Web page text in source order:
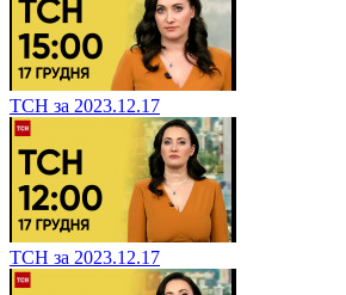
ТСН за 2023.12.17
ТСН за 2023.12.17